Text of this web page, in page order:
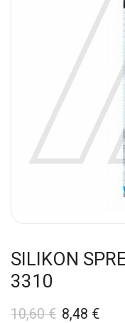
SILIKON
3310
10,60€ 8,48 €